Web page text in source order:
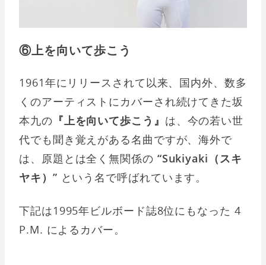
⑥上を向いて歩こう
1961年にリリースされて以来、国内外、数多
くのアーティストにカバーされ続けてきた坂
本九の 『上を向いて歩こう』 は、今の若い世
代でも聞き覚えがある名曲ですが、海外で
は、原題とは全く無関係の “Sukiyaki（スキ
ヤキ）” という名で呼ばれています。
下記は1995年ビルボード誌8位にもなった 4
P.M. によるカバー。